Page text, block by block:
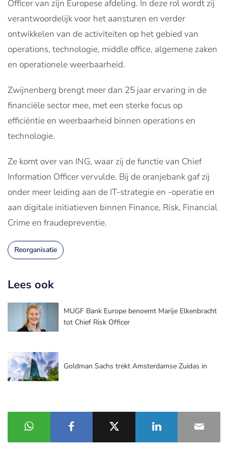
Officer van zijn Europese afdeling. In deze rol wordt zij
verantwoordelijk voor het aansturen en verder
ontwikkelen van de activiteiten op het gebied van
operations, technologie, middle office, algemene zaken
en operationele weerbaarheid.
Zwijnenberg brengt meer dan 25 jaar ervaring in de
financiële sector mee, met een sterke focus op
efficiëntie en weerbaarheid binnen operations en
technologie.
Ze komt over van ING, waar zij de functie van Chief
Information Officer vervulde. Bij de oranjebank gaf zij
onder meer leiding aan de IT-strategie en -operatie en
aan digitale initiatieven binnen Finance, Risk, Financial
Crime en fraudepreventie.
Reorganisatie
Lees ook
MUGF Bank Europe benoemt Marije Elkenbracht
tot Chief Risk Officer
Goldman Sachs trekt Amsterdamse Zuidas in